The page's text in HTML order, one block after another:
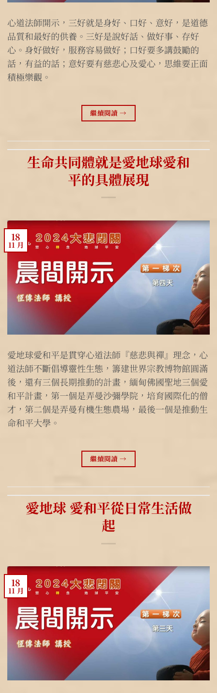
心道法師開示，三好就是身好、口好、意好，是道德
品質和最好的供養。三好是說好話、做好事、存好
心。身好做好，服務容易做好；口好要多講鼓勵的
話，有益的話；意好要有慈悲心及愛心，思維要正面
積極樂觀。
繼續閱讀→
生命共同體就是愛地球愛和
平的具體展現
18
11 月
愛地球愛和平是貫穿心道法師『慈悲與禪』理念，心
道法師不斷倡導靈性生態，籌建世界宗教博物館圓滿
後，還有三個長期推動的計畫，緬甸佛國聖地三個愛
和平計畫，第一個是弄曼沙彌學院，培育國際化的僧
才，第二個是弄曼有機生態農場，最後一個是推動生
命和平大學。
繼續閱讀→
愛地球 愛和平從日常生活做
起
18
11 月